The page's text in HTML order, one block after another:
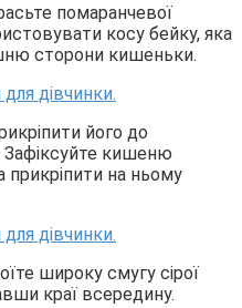
помаранчевої
косу бейку, яка
сторони кишеньки.
його до
Зафіксуйте кишеню
на ньому
широку смугу сірої
краї всередину.